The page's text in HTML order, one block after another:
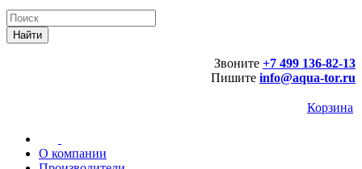
Звоните +7 499 136-82-13
Пишите info@aqua-tor.ru
Корзина
О компании